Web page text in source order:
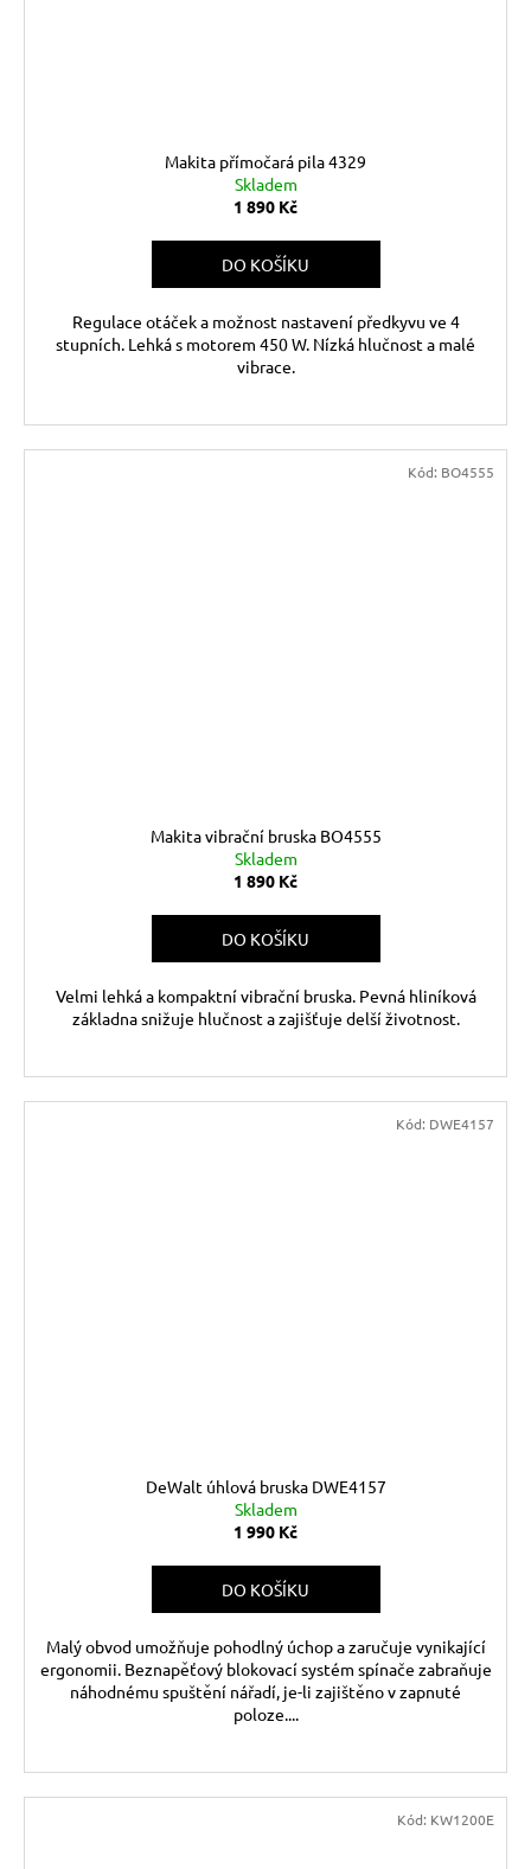
Makita přímočará pila 4329
Skladem
1 890 Kč
DO KOŠÍKU
Regulace otáček a možnost nastavení předkyvu ve 4
stupních. Lehká s motorem 450 W. Nízká hlučnost a malé
vibrace.
Makita vibrační bruska BO4555
Skladem
1 890 Kč
DO KOŠÍKU
Velmi lehká a kompaktní vibrační bruska. Pevná hliníková
základna snižuje hlučnost a zajišťuje delší životnost.
Kód: BO4555
DeWalt úhlová bruska DWE4157
Skladem
1 990 Kč
DO KOŠÍKU
Malý obvod umožňuje pohodlný úchop a zaručuje vynikající
ergonomii. Beznapěťový blokovací systém spínače zabraňuje
náhodnému spuštění nářadí, je-li zajištěno v zapnuté
poloze....
Kód: DWE4157
Kód: KW1200E